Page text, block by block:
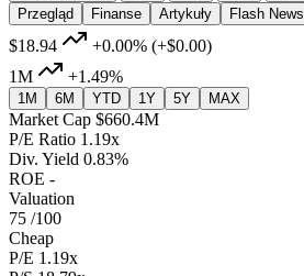
Przegląd
Finanse Artykuły Flash News
$18.94 +0.00% (+$0.00)
1M
+1.49%
1M 6M YTD 1Y 5Y MAX
Market Cap $660.4M
P/E Ratio 1.19x
Div. Yield 0.83%
ROE -
Valuation
75 /100
Cheap
P/E 1.19x